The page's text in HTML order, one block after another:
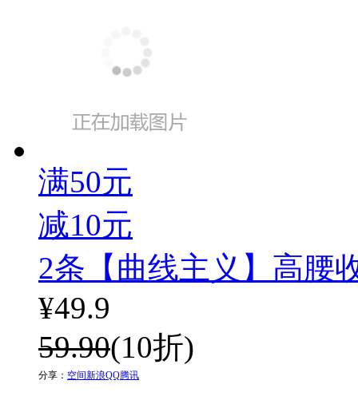
满50元
减10元
2条【曲线主义】高腰
¥49.9
59.90(10折)
分享： 空间新浪QQ腾讯